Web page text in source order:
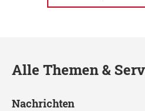
Alle Themen &
Nachrichten